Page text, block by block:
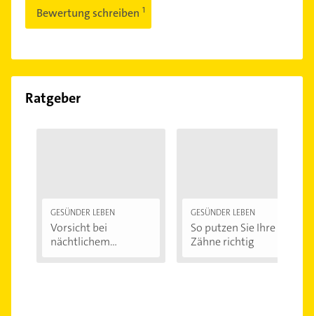
Bewertung schreiben
Ratgeber
GESÜNDER LEBEN
Vorsicht bei
nächtlichem
GESÜNDER LEBEN
So putzen Sie Ihre
Zähne richtig